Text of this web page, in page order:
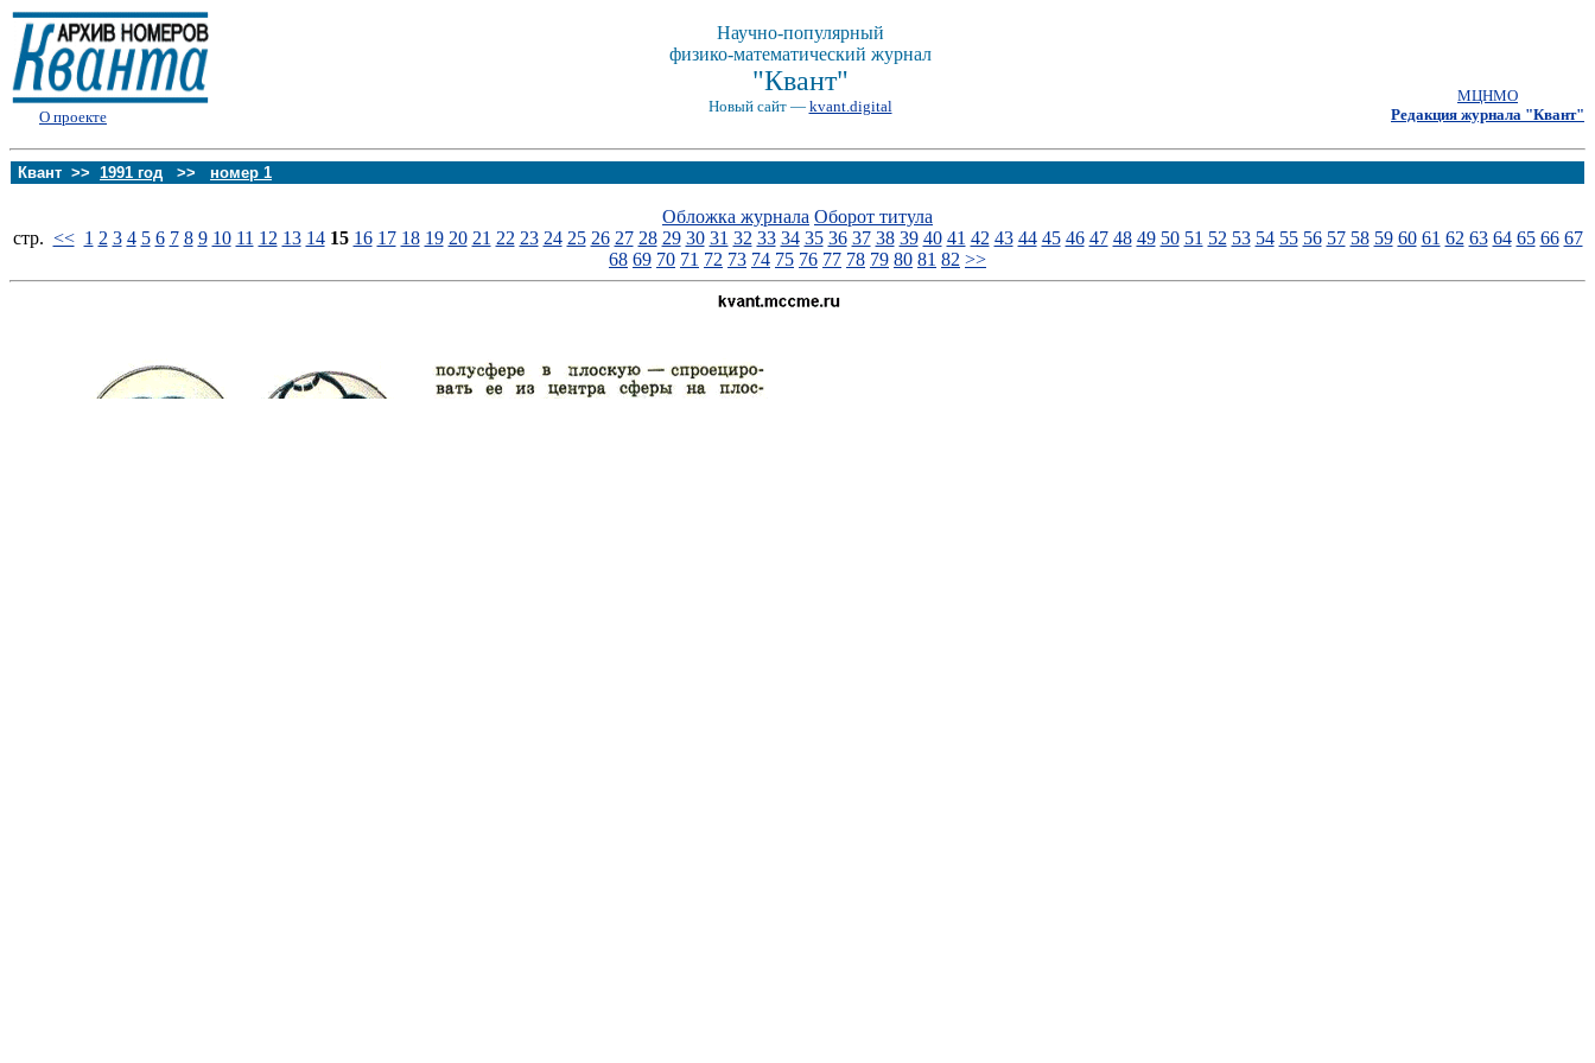
О проекте
Научно-популярный
физико-математический журнал
"Квант"
Новый сайт — kvant.digital
МЦНМО
Редакция журнала "Квант"
Квант >> 1991 год >> номер 1
Обложка журнала Оборот титула
стp. << 1 2 3 4 5 6 7 8 9 10 11 12 13 14 15 16 17 18 19 20 21 22 23 24 25 26 27 28 29 30 31 32 33 34 35 36 37 38 39 40 41 42 43 44 45 46 47 48 49 50 51 52 53 54 55 56 57 58 59 60 61 62 63 64 65 66 67
68 69 70 71 72 73 74 75 76 77 78 79 80 81 82 >>